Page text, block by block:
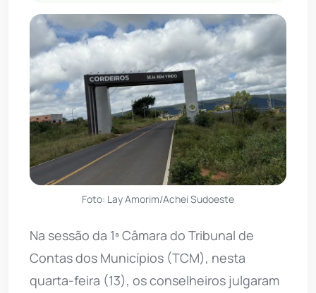
Foto: Lay Amorim/Achei Sudoeste
Na sessão da 1ª Câmara do Tribunal de
Contas dos Municípios (TCM), nesta
quarta-feira (13), os conselheiros julgaram